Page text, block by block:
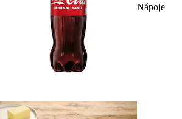
Nápoje